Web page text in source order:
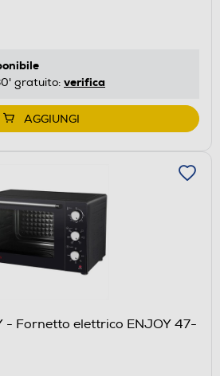
gratuito: verifica
AGGIUNGI
- Fornetto elettrico ENJOY 47-